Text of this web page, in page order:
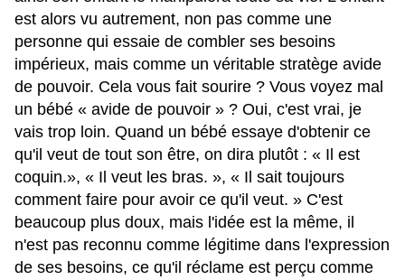
est alors vu autrement, non pas comme une
personne qui essaie de combler ses besoins
impérieux, mais comme un véritable stratège avide
de pouvoir. Cela vous fait sourire ? Vous voyez mal
un bébé « avide de pouvoir » ? Oui, c'est vrai, je
vais trop loin. Quand un bébé essaye d'obtenir ce
qu'il veut de tout son être, on dira plutôt : « Il est
coquin.», « Il veut les bras. », « Il sait toujours
comment faire pour avoir ce qu'il veut. » C'est
beaucoup plus doux, mais l'idée est la même, il
n'est pas reconnu comme légitime dans l'expression
de ses besoins, ce qu'il réclame est perçu comme